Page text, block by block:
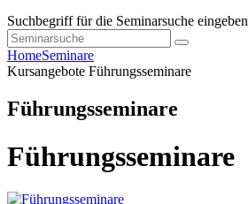
Suchbegriff für die Seminarsuche eingeben
HomeSeminare
Kursangebote Führungsseminare
Führungsseminare
Führungsseminare